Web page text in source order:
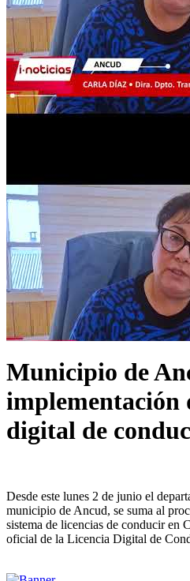
Municipio de
implementación
digital de
Desde este lunes 2 de junio el
municipio de Ancud, se suma al
sistema de licencias de conducir en
oficial de la Licencia Digital de